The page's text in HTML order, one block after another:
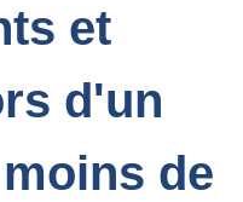
et
d'un
de